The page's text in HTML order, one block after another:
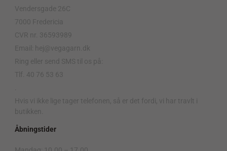
Vendersgade 26C
7000 Fredericia
CVR nr. 36593989
Email: hej@vegagarn.dk
Ring eller send SMS til os på:
Tlf. 40 76 53 63
Hvis vi ikke lige tager telefonen, så er det fordi, vi har travlt i
butikken.
Åbningstider